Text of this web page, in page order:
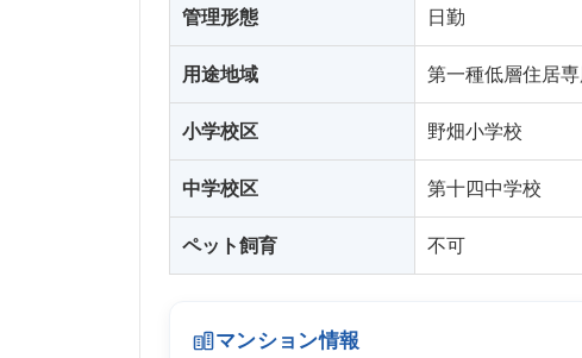
管理形態 日勤
用途地域 第一種低層住居
小学校区 野畑小学校
中学校区 第十四中学校
ペット飼育 不可
マンション情報